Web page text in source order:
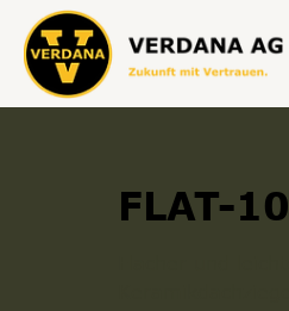
FLAT-10